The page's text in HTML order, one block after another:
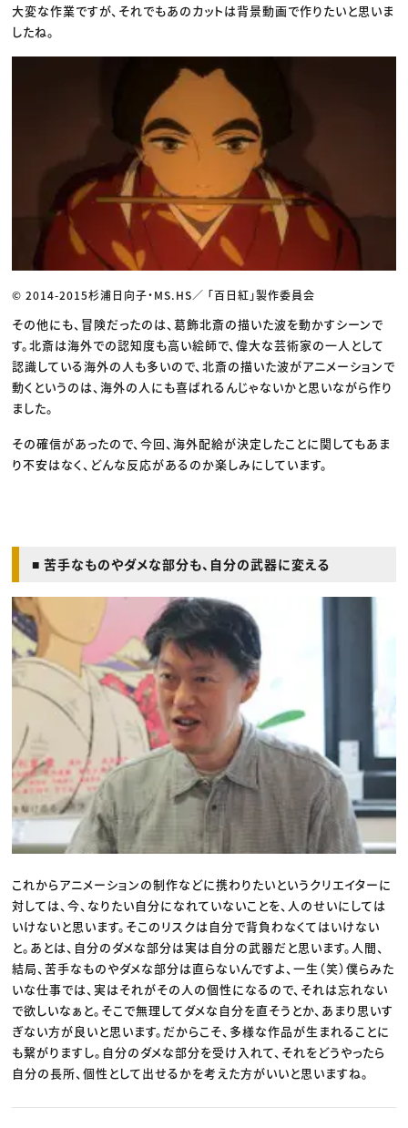
大変な作業ですが、それでもあのカットは背景動画で作りたいと思いま
したね。
© 2014-2015杉浦日向子・MS.HS／ 「百日紅」製作委員会
その他にも、冒険だったのは、葛飾北斎の描いた波を動かすシーンで
す。北斎は海外での認知度も高い絵師で、偉大な芸術家の一人として
認識している海外の人も多いので、北斎の描いた波がアニメーションで
動くというのは、海外の人にも喜ばれるんじゃないかと思いながら作り
ました。
その確信があったので、今回、海外配給が決定したことに関してもあま
り不安はなく、どんな反応があるのか楽しみにしています。
■ 苦手なものやダメな部分も、自分の武器に変える
これからアニメーションの制作などに携わりたいというクリエイターに
対しては、今、なりたい自分になれていないことを、人のせいにしては
いけないと思います。そこのリスクは自分で背負わなくてはいけない
と。あとは、自分のダメな部分は実は自分の武器だと思います。人間、
結局、苦手なものやダメな部分は直らないんですよ、一生（笑）僕らみた
いな仕事では、実はそれがその人の個性になるので、それは忘れない
で欲しいなぁと。そこで無理してダメな自分を直そうとか、あまり思いす
ぎない方が良いと思います。だからこそ、多様な作品が生まれることに
も繋がりますし。自分のダメな部分を受け入れて、それをどうやったら
自分の長所、個性として出せるかを考えた方がいいと思いますね。